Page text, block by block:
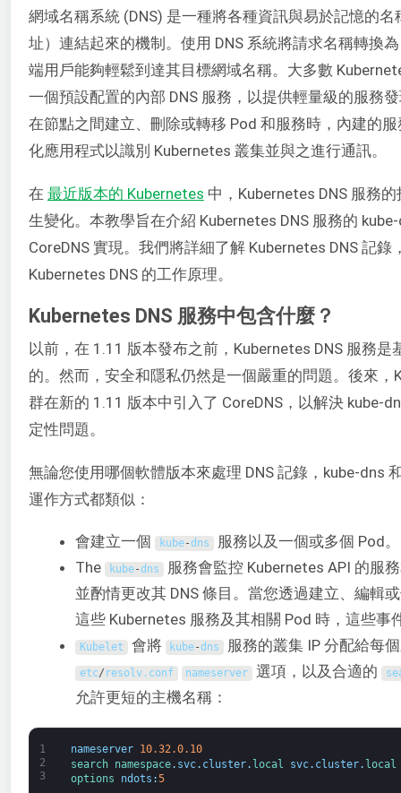
網域名稱系統 (DNS) 是一種將各種資訊與易於記憶的名
址）連結起來的機制。使用 DNS 系統將請求名稱轉換
端用戶能夠輕鬆到達其目標網域名稱。大多數
一個預設配置的內部 DNS 服務，以提供輕量級的服務
在節點之間建立、刪除或轉移 Pod 和服務時，內建的
化應用程式以識別 Kubernetes 叢集並與之進行通訊。
在 最近版本的 Kubernetes 中，Kubernetes DNS 服務
生變化。本教學旨在介紹 Kubernetes DNS 服務的
CoreDNS 實現。我們將詳細了解 Kubernetes DNS 記錄
Kubernetes DNS 的工作原理。
Kubernetes DNS 服務中包含什麼？
以前，在 1.11 版本發布之前，Kubernetes DNS 服務是
的。然而，安全和隱私仍然是一個嚴重的問題。後來，
群在新的 1.11 版本中引入了 CoreDNS，以解決 kube-
定性問題。
無論您使用哪個軟體版本來處理 DNS 記錄，kube-dns
運作方式都類似：
會建立一個 kube-dns 服務以及一個或多個 Pod。
The
kube-dns 服務會監控 Kubernetes API 的服
並酌情更改其 DNS 條目。當您透過建立、編輯
這些 Kubernetes 服務及其相關 Pod 時，這些事
Kubelet 會將 kube-dns 服務的叢集 IP 分配給每
etc/ resolv. conf nameserver 選項，以及合適的
允許更短的主機名稱：
1
2
3
nameserver
10.32.0.10
search namespace. svc. cluster. local svc. cluster.
options
ndots :5